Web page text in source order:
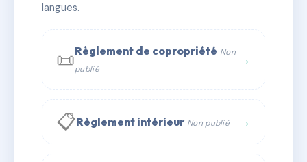
📞 Contacter Syndic Digital
langues.
📜Règlement de copropriété Non
publié
→
📋Règlement intérieur Non publié →